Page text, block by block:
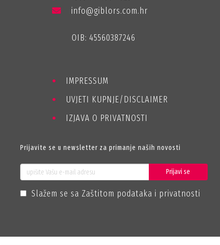
info@giblors.com.hr
OIB: 45560387246
IMPRESSUM
UVJETI KUPNJE/DISCLAIMER
IZJAVA O PRIVATNOSTI
Prijavite se u newsletter za primanje naših novosti
Prijavi se
Slažem se sa Zaštitom podataka i privatnosti